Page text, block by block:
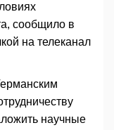
сообщило в
на телеканал
научные